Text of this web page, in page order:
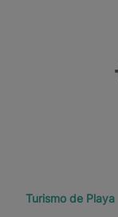
Turismo de Playa